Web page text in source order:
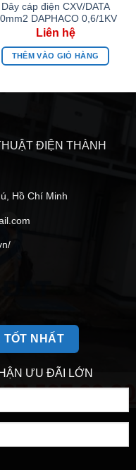
Dây cáp điện CXV/DATA
DAPHACO 0,6/1KV
THÊM VÀO GIỎ HÀNG
ĐIỆN THÀNH
Hồ Chí Minh
TỐT NHẤT
ƯU ĐÃI LỚN